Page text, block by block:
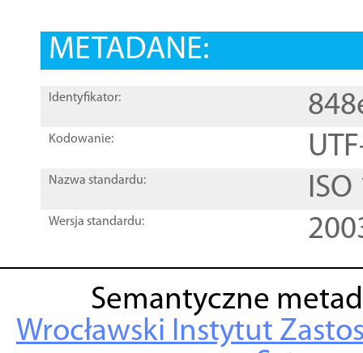
METADANE:
Identyfikator:
Kodowanie:
Nazwa standardu:
Wersja standardu:
Semantyczne
Wrocławski Instytut